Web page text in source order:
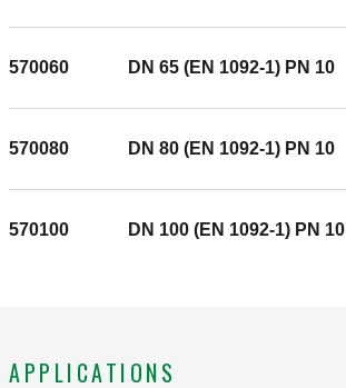
nominale: PN 10.
570060 DN 65 (EN 1092-1) PN 10
570080 DN 80 (EN 1092-1) PN 10
570100 DN 100 (EN 1092-1) PN 10
APPLICATIONS